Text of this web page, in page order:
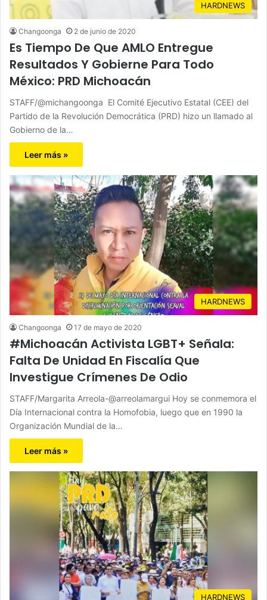
HARDNEWS
Changoonga 2 de junio de 2020
Es Tiempo De Que AMLO Entregue
Resultados Y Gobierne Para Todo
México: PRD Michoacán
STAFF/@michangoonga El Comité Ejecutivo Estatal (CEE) del
Partido de la Revolución Democrática (PRD) hizo un llamado al
Gobierno de la…
Leer más »
HARDNEWS
Changoonga 17 de mayo de 2020
#Michoacán Activista LGBT+ Señala:
Falta De Unidad En Fiscalía Que
Investigue Crímenes De Odio
STAFF/Margarita Arreola-@arreolamargui Hoy se conmemora el
Día Internacional contra la Homofobia, luego que en 1990 la
Organización Mundial de la…
Leer más »
HARDNEWS